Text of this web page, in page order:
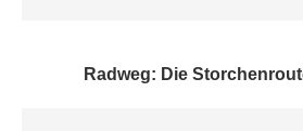
Radweg: Die